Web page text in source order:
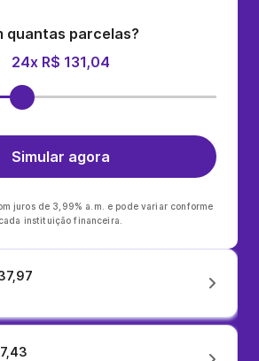
quantas parcelas?
24x R$ 131,04
Simular agora
juros de 3,99% a.m. e pode variar conforme
cada instituição financeira.